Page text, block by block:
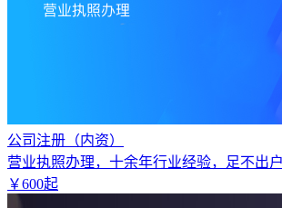
公司注册（内资）
营业执照办理，十余年行业经验，足不出
￥600起